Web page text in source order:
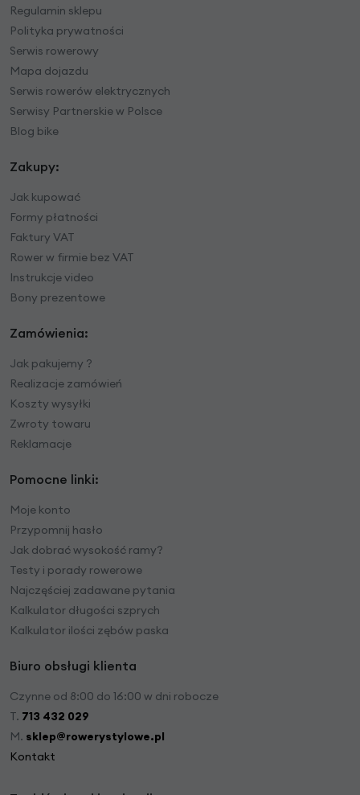
Regulamin sklepu
Polityka prywatności
Serwis rowerowy
Mapa dojazdu
Serwis rowerów elektrycznych
Serwisy Partnerskie w Polsce
Blog bike
Zakupy:
Jak kupować
Formy płatności
Faktury VAT
Rower w firmie bez VAT
Instrukcje video
Bony prezentowe
Zamówienia:
Jak pakujemy ?
Realizacje zamówień
Koszty wysyłki
Zwroty towaru
Reklamacje
Pomocne linki:
Moje konto
Przypomnij hasło
Jak dobrać wysokość ramy?
Testy i porady rowerowe
Najczęściej zadawane pytania
Kalkulator długości szprych
Kalkulator ilości zębów paska
Biuro obsługi klienta
Czynne od 8:00 do 16:00 w dni robocze
T. 713 432 029
M. sklep@rowerystylowe.pl
Kontakt